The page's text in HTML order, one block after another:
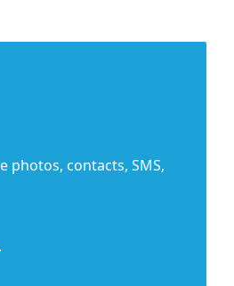
photos, contacts, SMS,